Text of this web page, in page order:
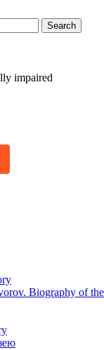
Search
impaired
Biography of